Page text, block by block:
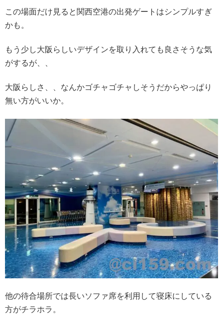
この場面だけ見ると関西空港の出発ゲートはシンプルすぎ
かも。
もう少し大阪らしいデザインを取り入れても良さそうな気
がするが、、
大阪らしさ、、なんかゴチャゴチャしそうだからやっぱり
無い方がいいか。
他の待合場所では長いソファ席を利用して寝床にしている
方がチラホラ。